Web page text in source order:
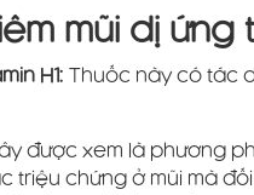
mũi dị ứng
H1: Thuốc này có tác
được xem là phương
triệu chứng ở mũi mà